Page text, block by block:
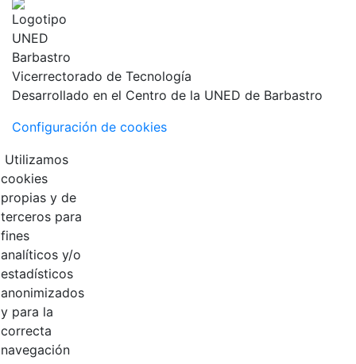
Vicerrectorado de Tecnología
Desarrollado en el Centro de la UNED de Barbastro
Configuración de cookies
Utilizamos
cookies
propias y de
terceros para
fines
analíticos y/o
estadísticos
anonimizados
y para la
correcta
navegación